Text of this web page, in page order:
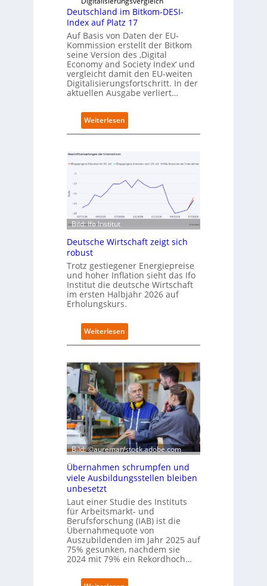
t
s
e
r
ö
f
f
n
e
n
e
u
C
a
m
s
Deutschland im Bitkom-DESI-
Index auf Platz 17
Auf Basis von Daten der EU-
Kommission erstellt der Bitkom
seine Version des ‚Digital
Economy and Society Index‘ und
vergleicht damit den EU-weiten
Digitalisierungsfortschritt. In der
aktuellen Ausgabe verliert…
Weiterlesen:
D
t
c
a
i
B
i
t
k
m
-
D
S
I
-
I
n
d
e
x
a
f
P
a
t
z
1
Bild: Ifo Institut
Deutsche Wirtschaft zeigt sich
robust
Trotz gestiegener Energiepreise
und hoher Inflation sieht das Ifo
Institut die deutsche Wirtschaft
im ersten Halbjahr 2026 auf
Erholungskurs.
Weiterlesen:
D
u
t
s
c
h
e
W
i
r
s
c
a
f
t
z
e
i
t
Bild: ©auremar/stock.adobe.com
Übernahmen schrumpfen und
viele Ausbildungsstellen bleiben
unbesetzt
Laut einer Studie des Instituts
für Arbeitsmarkt- und
Berufsforschung (IAB) ist die
Übernahmequote von
Auszubildenden im Jahr 2025 auf
75% gesunken, nachdem sie
2024 mit 79% ein Rekordhoch…